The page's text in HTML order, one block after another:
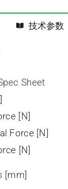
技术参数
Sheet
[N]
Force [N]
[N]
[mm]